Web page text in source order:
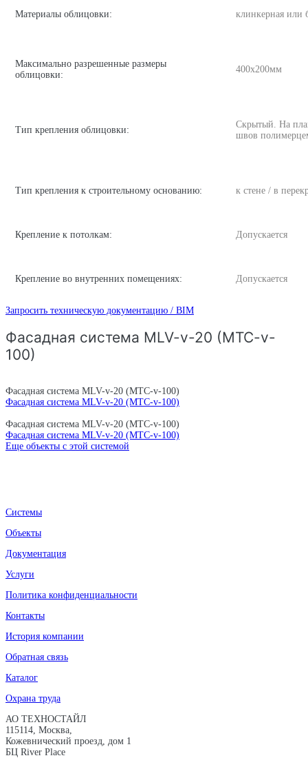
Материалы облицовки: клинкерная или
Максимально разрешенные размеры
облицовки:
400х200мм
Тип крепления облицовки:
Скрытый. На
швов
Тип крепления к строительному основанию: к стене / в
Крепление к потолкам: Допускается
Крепление во внутренних помещениях: Допускается
Запросить техническую документацию / BIM
Фасадная система MLV-v-20 (MTC-v-
100)
Фасадная система MLV-v-20 (MTC-v-100)
Фасадная система MLV-v-20 (MTC-v-100)
Фасадная система MLV-v-20 (MTC-v-100)
Фасадная система MLV-v-20 (MTC-v-100)
Еще объекты с этой системой
Системы
Объекты
Документация
Услуги
Политика конфиденциальности
Контакты
История компании
Обратная связь
Каталог
Охрана труда
АО ТЕХНОСТАЙЛ
115114, Москва,
Кожевнический проезд, дом 1
БЦ River Place